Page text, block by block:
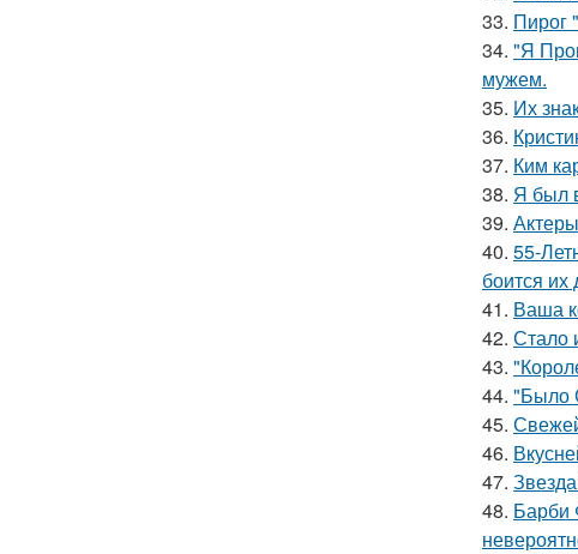
33. Пирог
34. "Я
мужем.
35. Их
36.
37. Ким
38. Я был
39.
40. 55-
боится их
41. Ваша
42. Стало
43.
44. "Было
45.
46.
47.
48. Барби